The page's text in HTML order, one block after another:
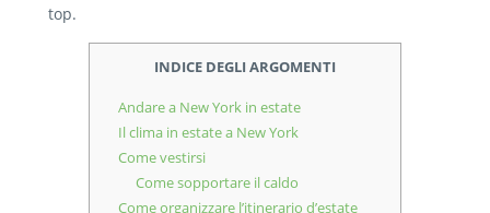
top.
INDICE DEGLI ARGOMENTI
Andare a New York in estate
Il clima in estate a New York
Come vestirsi
Come sopportare il caldo
Come organizzare l’itinerario d’estate